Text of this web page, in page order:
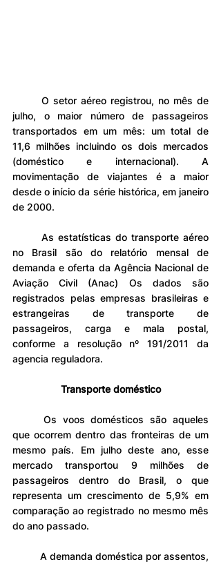
julho, o maior número de passageiros
transportados em um mês: um total de
11,6 milhões incluindo os dois mercados
(doméstico e internacional). A
movimentação de viajantes é a maior
desde o início da série histórica, em janeiro
de 2000.
no Brasil são do relatório mensal de
demanda e oferta da Agência Nacional de
Aviação Civil (Anac) Os dados são
registrados pelas empresas brasileiras e
estrangeiras de transporte de
passageiros, carga e mala postal,
conforme a resolução nº 191/2011 da
agencia reguladora.
Transporte doméstico
que ocorrem dentro das fronteiras de um
mesmo país. Em julho deste ano, esse
mercado transportou 9 milhões de
passageiros dentro do Brasil, o que
representa um crescimento de 5,9% em
comparação ao registrado no mesmo mês
do ano passado.